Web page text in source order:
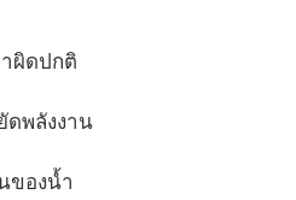
ผิดปกติ
ดพลังงาน
ของน้ำ